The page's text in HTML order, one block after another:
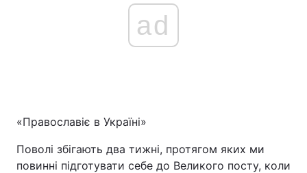
ad
«Православіє в Україні»
Поволі збігають два тижні, протягом яких ми
повинні підготувати себе до Великого посту, коли